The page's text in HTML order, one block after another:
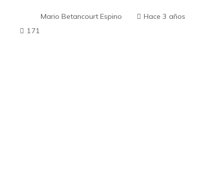
Mario Betancourt Espino
Hace 3 años
171